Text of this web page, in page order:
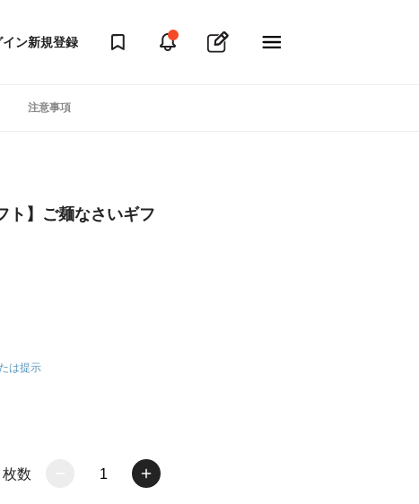
イン新規登録
注意事項
ト】ご麺なさいギフ
は提示
枚数 1